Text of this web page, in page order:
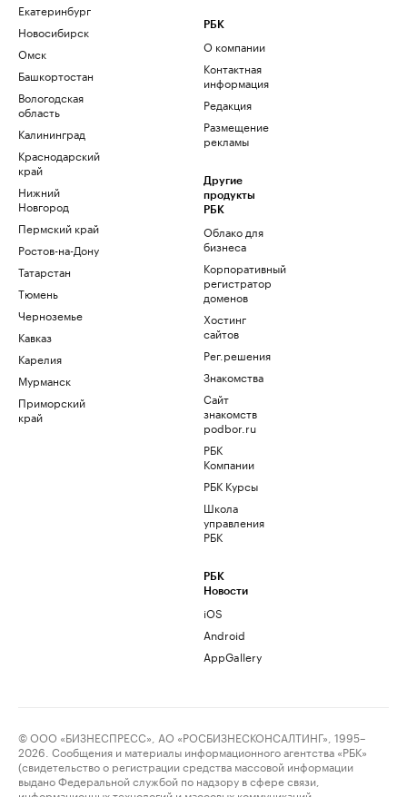
Екатеринбург
Новосибирск
Омск
Башкортостан
Вологодская
область
Калининград
Краснодарский
край
Нижний
Новгород
Пермский край
Ростов-на-Дону
Татарстан
Тюмень
Черноземье
Кавказ
Карелия
Мурманск
Приморский
край
РБК
О компании
Контактная
информация
Редакция
Размещение
рекламы
Другие
продукты
РБК
Облако для
бизнеса
Корпоративный
регистратор
доменов
Хостинг
сайтов
Рег.решения
Знакомства
Сайт
знакомств
podbor.ru
РБК
Компании
РБК Курсы
Школа
управления
РБК
РБК
Новости
iOS
Android
AppGallery
© ООО «БИЗНЕСПРЕСС», АО «РОСБИЗНЕСКОНСАЛТИНГ», 1995–
2026. Сообщения и материалы информационного агентства «РБК»
(свидетельство о регистрации средства массовой информации
выдано Федеральной службой по надзору в сфере связи,